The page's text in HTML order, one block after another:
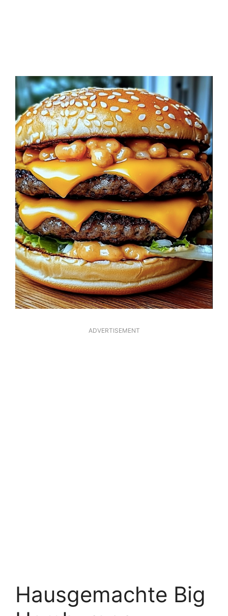
ADVERTISEMENT
Hausgemachte Big